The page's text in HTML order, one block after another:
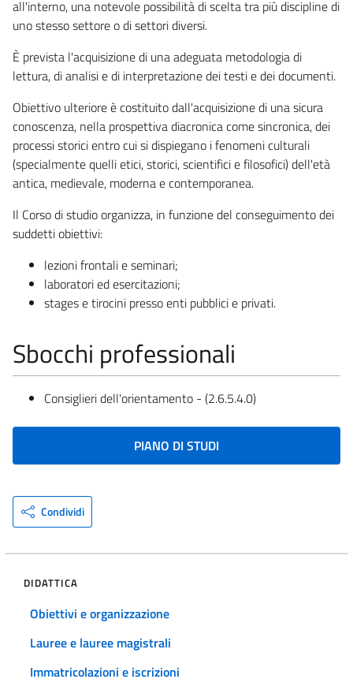
all'interno, una notevole possibilità di scelta tra più discipline di
uno stesso settore o di settori diversi.
È prevista l'acquisizione di una adeguata metodologia di
lettura, di analisi e di interpretazione dei testi e dei documenti.
Obiettivo ulteriore è costituito dall'acquisizione di una sicura
conoscenza, nella prospettiva diacronica come sincronica, dei
processi storici entro cui si dispiegano i fenomeni culturali
(specialmente quelli etici, storici, scientifici e filosofici) dell'età
antica, medievale, moderna e contemporanea.
Il Corso di studio organizza, in funzione del conseguimento dei
suddetti obiettivi:
lezioni frontali e seminari;
laboratori ed esercitazioni;
stages e tirocini presso enti pubblici e privati.
Sbocchi professionali
Consiglieri dell'orientamento - (2.6.5.4.0)
PIANO DI STUDI
Condividi
DIDATTICA
Obiettivi e organizzazione
Lauree e lauree magistrali
Immatricolazioni e iscrizioni